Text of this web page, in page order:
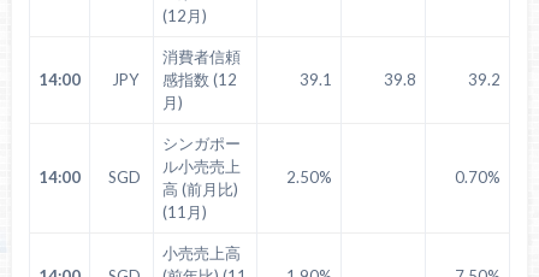
(12月)
14:00 JPY
消費者信頼
感指数 (12
月)
39.1 39.8 39.2
14:00 SGD
シンガポー
ル小売売上
高 (前月比)
(11月)
2.50% 0.70%
小売売上高